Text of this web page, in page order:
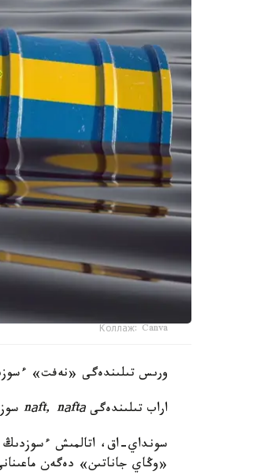
Коллаж: Canva
ورىس تىلىندەگى «نەفت»
اراب تىلىندەگىnаft, nаftа
سونداي-اق، اتالمىش ءسوزدىڭ
«وڭاي جاناتىن» دەگەن